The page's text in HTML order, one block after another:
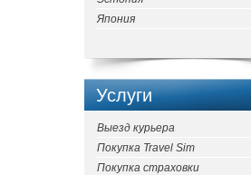
Япония
Услуги
Выезд курьера
Покупка Travel Sim
Покупка страховки